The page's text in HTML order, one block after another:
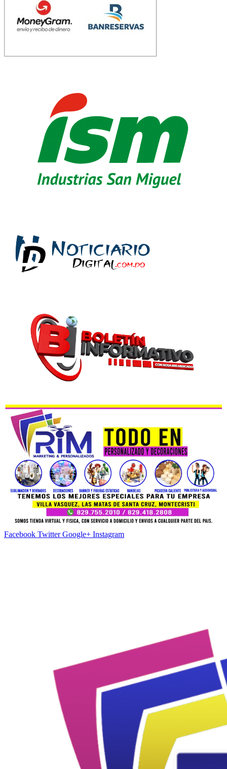
Facebook Twitter Google+ Instagram